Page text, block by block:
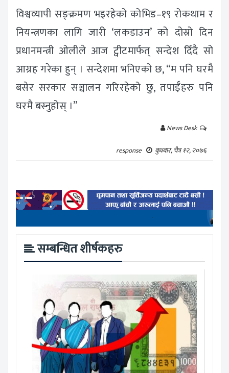
विश्वव्यापी सङ्क्रमण भइरहेको कोभिड–१९ रोकथाम र
नियन्त्रणका लागि जारी ‘लकडाउन’ को दोस्रो दिन
प्रधानमन्त्री ओलीले आज ट्वीटमार्फत् सन्देश दिँदै सो
आग्रह गरेका हुन् । सन्देशमा भनिएको छ, “म पनि घरमै
बसेर सरकार सञ्चालन गरिरहेको छु, तपाईँहरु पनि
घरमै बस्नुहोस् ।”
News Desk
response
बुधबार, चैत्र १२, २०७६
सम्बन्धित शीर्षकहरु